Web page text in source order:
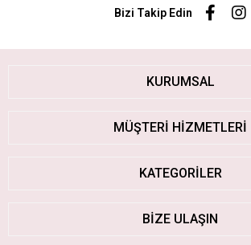
Bizi Takip Edin
KURUMSAL
MÜŞTERİ HİZMETLERİ
KATEGORİLER
BİZE ULAŞIN